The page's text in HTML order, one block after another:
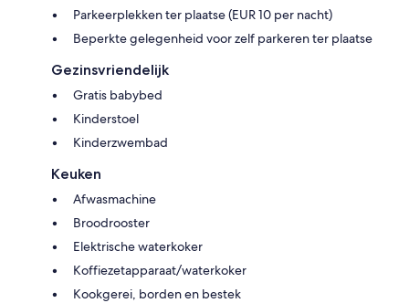
Parkeerplekken ter plaatse (EUR 10 per nacht)
Beperkte gelegenheid voor zelf parkeren ter plaatse
Gezinsvriendelijk
Gratis babybed
Kinderstoel
Kinderzwembad
Keuken
Afwasmachine
Broodrooster
Elektrische waterkoker
Koffiezetapparaat/waterkoker
Kookgerei, borden en bestek